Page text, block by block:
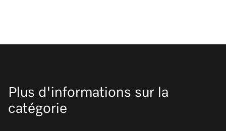
Plus d'informations sur la
catégorie